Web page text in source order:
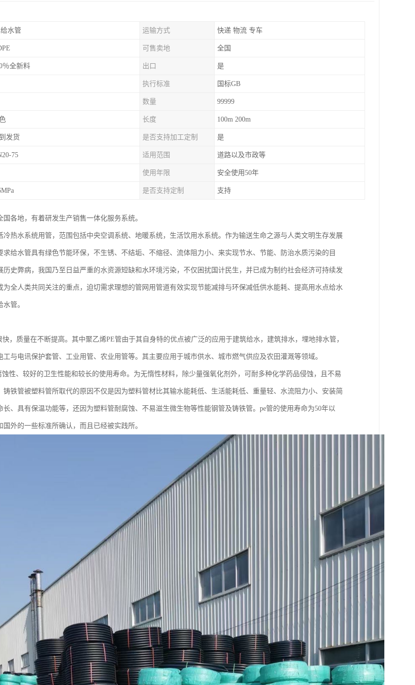
水管 运输方式 快递 物流 专车
可售卖地 全国
％全新料 出口 是
执行标准 国标GB
数量 99999
长度 100m 200m
发货 是否支持加工定制 是
75 适用范围 道路以及市政等
使用年限 安全使用50年
是否支持定制 支持
各地，有着研发生产销售一体化服务系统。
冷热水系统用管，范围包括中央空调系统、地暖系统，生活饮用水系统。作为输送生命之源与人类文明生存发展
求给水管具有绿色节能环保，不生锈、不结垢、不缩径、流体阻力小、来实现节水、节能、防治水质污染的目
历史弊病，我国乃至日益严重的水资源短缺和水环境污染，不仅困扰国计民生，并已成为制约社会经济可持续发
为全人类共同关注的重点，迫切需求理想的管网用管道有效实现节能减排与环保减低供水能耗、提高用水点给水
管。
，质量在不断提高。其中聚乙烯PE管由于其自身特的优点被广泛的应用于建筑给水，建筑排水，埋地排水管，
工与电讯保护套管、工业用管、农业用管等。其主要应用于城市供水、城市燃气供应及农田灌溉等领域。
性、较好的卫生性能和较长的使用寿命。为无惰性材料，除少量强氧化剂外，可耐多种化学药品侵蚀，且不易
铸铁管被塑料管所取代的原因不仅是因为塑料管材比其输水能耗低、生活能耗低、重量轻、水流阻力小、安装简
长、具有保温功能等，还因为塑料管耐腐蚀、不易滋生微生物等性能钢管及铸铁管。pe管的使用寿命为50年以
国外的一些标准所确认，而且已经被实践所。